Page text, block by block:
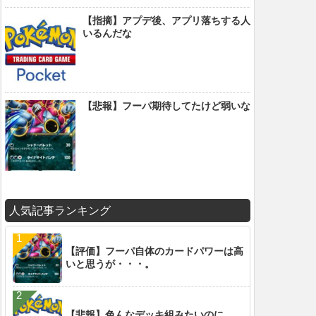
【指摘】アプデ後、アプリ落ちする人
いるんだな
【悲報】フーパ期待してたけど弱いな
人気記事ランキング
【評価】フーパ自体のカードパワーは高
いと思うが・・・。